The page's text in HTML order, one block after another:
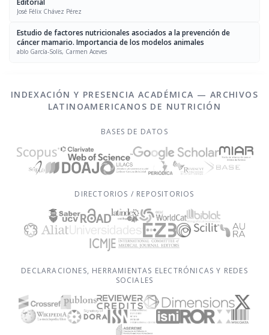
Editorial
José Félix Chávez Pérez
Estudio de factores nutricionales asociados a la prevención de
cáncer mamario. Importancia de los modelos animales
ablo García-Solís, Carmen Aceves
INDEXACIÓN Y PRESENCIA ACADÉMICA — ARCHIVOS
LATINOAMERICANOS DE NUTRICIÓN
BASES DE DATOS
DIRECTORIOS / REPOSITORIOS
DECLARACIONES, HERRAMIENTAS ELECTRÓNICAS Y REDES
SOCIALES